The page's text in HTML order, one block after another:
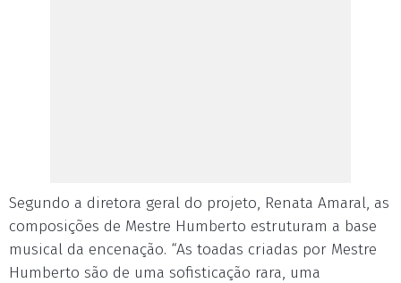
Segundo a diretora geral do projeto, Renata Amaral, as
composições de Mestre Humberto estruturam a base
musical da encenação. “As toadas criadas por Mestre
Humberto são de uma sofisticação rara, uma